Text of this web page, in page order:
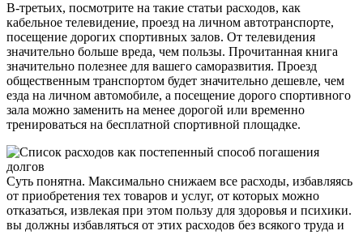
В-третьих, посмотрите на такие статьи расходов, как
кабельное телевидение, проезд на личном автотранспорте,
посещение дорогих спортивных залов. От телевидения
значительно больше вреда, чем пользы. Прочитанная книга
значительно полезнее для вашего саморазвития. Проезд
общественным транспортом будет значительно дешевле, чем
езда на личном автомобиле, а посещение дорого спортивного
зала можно заменить на менее дорогой или временно
тренироваться на бесплатной спортивной площадке.
Суть понятна. Максимально снижаем все расходы, избавляясь
от приобретения тех товаров и услуг, от которых можно
отказаться, извлекая при этом пользу для здоровья и психики.
вы должны избавляться от этих расходов без всякого труда и